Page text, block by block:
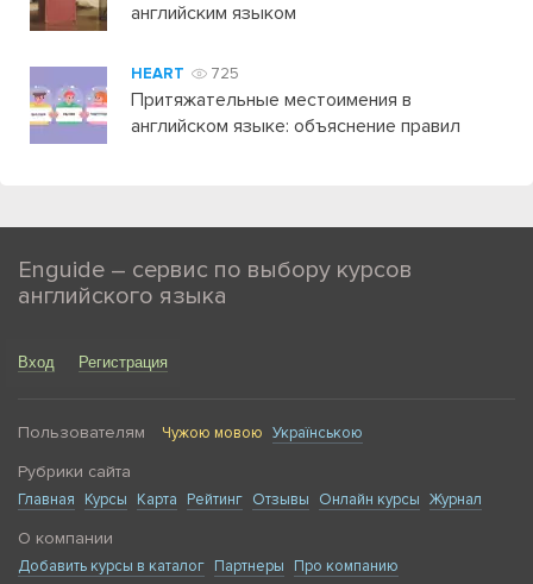
английским языком
HEART 725
Притяжательные местоимения в
английском языке: объяснение правил
Enguide – сервис по выбору курсов
английского языка
Вход Регистрация
Пользователям Чужою мовою Українською
Рубрики сайта
Главная Курсы Карта Рейтинг Отзывы Онлайн курсы Журнал
О компании
Добавить курсы в каталог Партнеры Про компанию